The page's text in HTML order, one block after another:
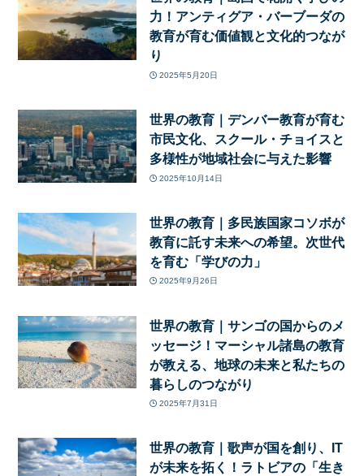
力！アンティグア・バーブーダの
教育が育む価値観と文化的つなが
り
2025年5月20日
世界の教育｜デンバー教育が育む
市民文化、スクール・チョイスと
多様性が地域社会に与えた影響
2025年10月14日
世界の教育｜多民族国家コソボが
教育に託す未来への希望。次世代
を育む「学びの力」
2025年9月26日
世界の教育｜サンゴの国からのメ
ッセージ！マーシャル諸島の教育
が教える、地球の未来と私たちの
暮らしのつながり
2025年7月31日
世界の教育｜歌声が国を創り、IT
が未来を拓く！ラトビアの「生き